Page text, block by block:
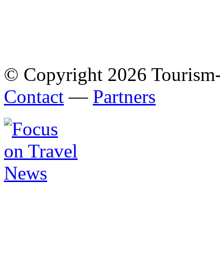
© Copyright 2026
Contact — Partners